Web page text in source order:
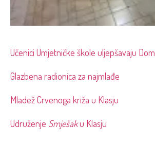
Učenici Umjetničke škole uljepšavaju Dom
Glazbena radionica za najmlađe
Mladež Crvenoga križa u Klasju
Udruženje Smješaku Klasju